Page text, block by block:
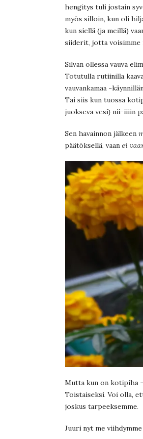
hengitys tuli jostain
myös silloin, kun oli
kun siellä (ja meillä)
siiderit, jotta voisimme
Silvan ollessa vauva
Totutulla rutiinilla
vauvankamaa -
Tai siis kun tuossa
juokseva vesi) nii-iiiin
Sen havainnon jälkeen
päätöksellä, vaan ei
Mutta kun on kotipiha
Toistaiseksi. Voi olla,
joskus tarpeeksemme.
Juuri nyt me viihdymme